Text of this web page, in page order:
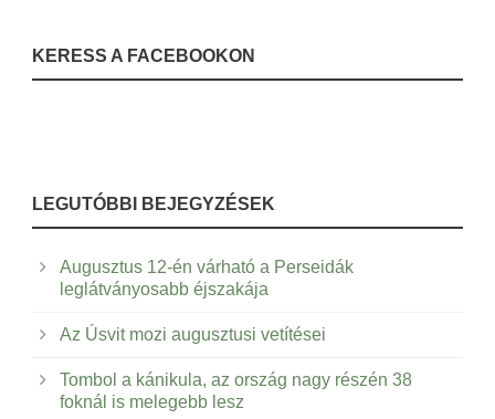
KERESS A FACEBOOKON
LEGUTÓBBI BEJEGYZÉSEK
Augusztus 12-én várható a Perseidák
leglátványosabb éjszakája
Az Úsvit mozi augusztusi vetítései
Tombol a kánikula, az ország nagy részén 38
foknál is melegebb lesz